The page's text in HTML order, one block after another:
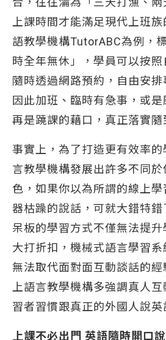
上課時間才能滿足現代上班
語教學機構TutorABC為例，
時全年無休」，學員可以按照
隨時透過網路預約，自由安排
因此加班、臨時有急事，或
再是蹺課的藉口，真正落實隨
事實上，為了打造更有效率
言教學機構發展出許多不同
色，如果你以為所謂的線上
器枯躁的說話，可就大錯特
呆板的學習方式不僅無法提
大打折扣，機械式語言學習
無法取代面對面互動談話的
上語言教學機構多強調真人
習者習慣跟真正的外國人說英
上課不必出門 英語隨時開口說